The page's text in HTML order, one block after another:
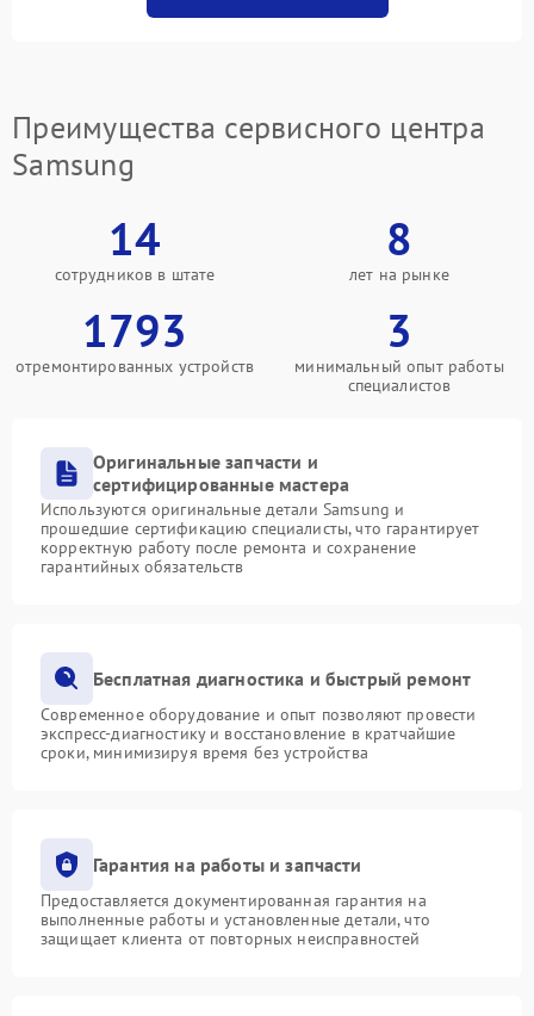
Преимущества сервисного центра
Samsung
14
сотрудников в штате
8
лет на рынке
1793
отремонтированных устройств
3
минимальный опыт работы
специалистов
Оригинальные запчасти и
сертифицированные мастера
Используются оригинальные детали Samsung и
прошедшие сертификацию специалисты, что гарантирует
корректную работу после ремонта и сохранение
гарантийных обязательств
Бесплатная диагностика и быстрый ремонт
Современное оборудование и опыт позволяют провести
экспресс-диагностику и восстановление в кратчайшие
сроки, минимизируя время без устройства
Гарантия на работы и запчасти
Предоставляется документированная гарантия на
выполненные работы и установленные детали, что
защищает клиента от повторных неисправностей